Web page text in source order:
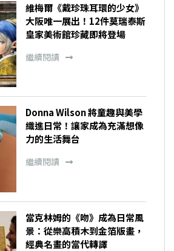
維梅爾《戴珍珠耳環的少女》
大阪唯一展出！12件莫瑞泰斯
皇家美術館珍藏即將登場
繼續閱讀
Donna Wilson 將童趣與美學
織進日常！讓家成為充滿想像
力的生活舞台
繼續閱讀
當克林姆的《吻》成為日常風
景：從樂高積木到金箔版畫，
經典名畫的當代轉譯